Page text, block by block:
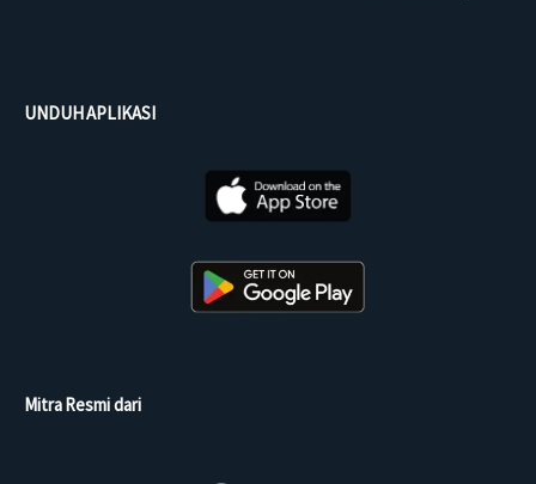
UNDUH APLIKASI
Mitra Resmi dari